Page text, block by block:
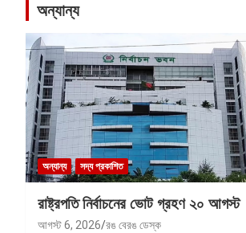
অন্যান্য
অন্যান্য সদ্য প্রকাশিত
রাষ্ট্রপতি নির্বাচনের ভোট গ্রহণ ২০ আগস্ট
আগস্ট 6, 2026 রঙ বেরঙ ডেস্ক